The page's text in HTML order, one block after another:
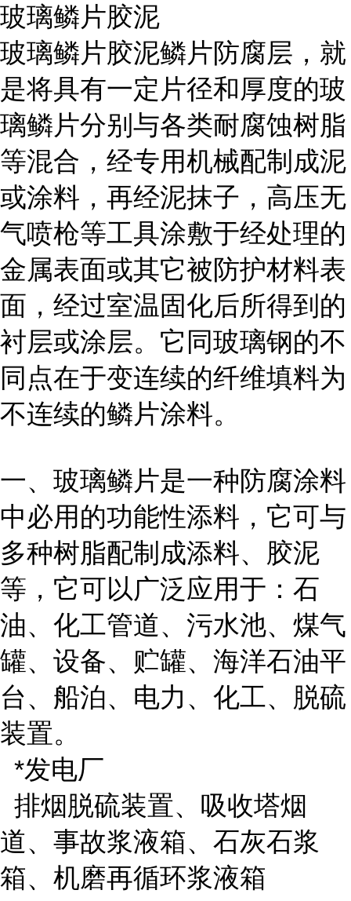
玻璃鳞片胶泥
玻璃鳞片胶泥鳞片防腐层，就
是将具有一定片径和厚度的玻
璃鳞片分别与各类耐腐蚀树脂
等混合，经专用机械配制成泥
或涂料，再经泥抹子，高压无
气喷枪等工具涂敷于经处理的
金属表面或其它被防护材料表
面，经过室温固化后所得到的
衬层或涂层。它同玻璃钢的不
同点在于变连续的纤维填料为
不连续的鳞片涂料。
一、玻璃鳞片是一种防腐涂料
中必用的功能性添料，它可与
多种树脂配制成添料、胶泥
等，它可以广泛应用于：石
油、化工管道、污水池、煤气
罐、设备、贮罐、海洋石油平
台、船泊、电力、化工、脱硫
装置。
*发电厂
排烟脱硫装置、吸收塔烟
道、事故浆液箱、石灰石浆
箱、机磨再循环浆液箱